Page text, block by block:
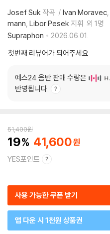
Josef Suk 작곡 Ivan Moravec
mann Libor Pesek 지휘 외 1명
Supraphon
2026.06.01.
첫번째 리뷰어가 되어주세요
예스24 음반 판매 수량은
반영됩니다.
51,400원
19 41,600
YES포인트
사용 가능한 쿠폰 받기
앱 다운 시 1천원 상품권